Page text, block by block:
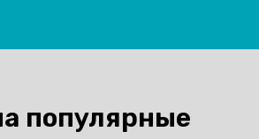
популярные